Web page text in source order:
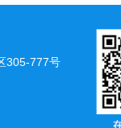
305-777号